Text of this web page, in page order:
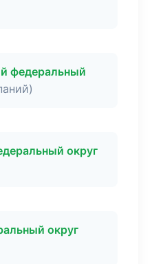
федеральный
округ
округ